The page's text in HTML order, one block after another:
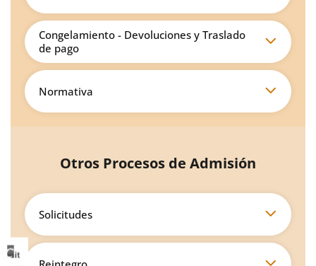
Congelamiento - Devoluciones y Traslado
de pago
Normativa
Otros Procesos de Admisión
Solicitudes